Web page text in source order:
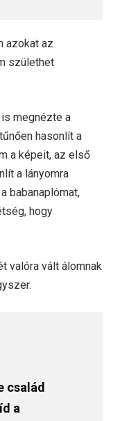
azokat az
születhet
megnézte a
hasonlít a
a képeit, az első
a lányomra
babanaplómat,
hogy
valóra vált álomnak
család
a